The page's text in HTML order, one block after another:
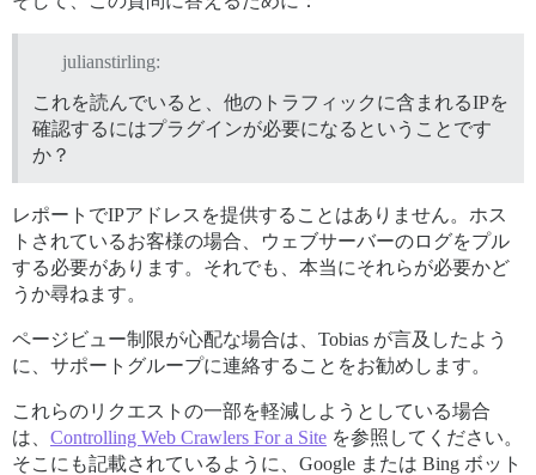
julianstirling:
これを読んでいると、他のトラフィックに含まれるIPを
確認するにはプラグインが必要になるということです
か？
レポートでIPアドレスを提供することはありません。ホス
トされているお客様の場合、ウェブサーバーのログをプル
する必要があります。それでも、本当にそれらが必要かど
うか尋ねます。
ページビュー制限が心配な場合は、Tobias が言及したよう
に、サポートグループに連絡することをお勧めします。
これらのリクエストの一部を軽減しようとしている場合
は、 Controlling Web Crawlers For a Site を参照してください。
そこにも記載されているように、Google または Bing ボット